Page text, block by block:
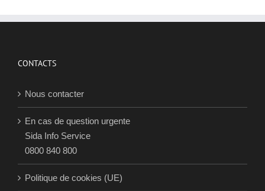
CONTACTS
Nous contacter
En cas de question urgente
Sida Info Service
0800 840 800
Politique de cookies (UE)